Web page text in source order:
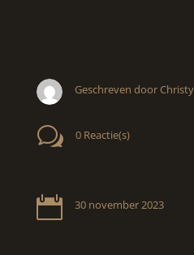
Geschreven door
w 0 Reactie(s)
 30 november 2023